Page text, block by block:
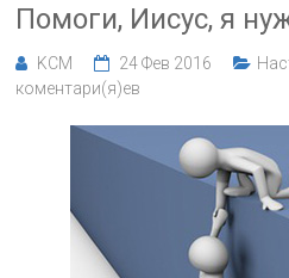
Помоги, Иисус, я
KCM 24 Фев 2016
коментари(я)ев